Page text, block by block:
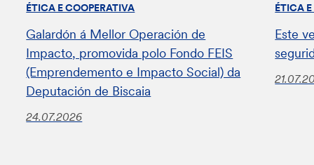
ÉTICA E COOPERATIVA
Galardón á Mellor Operación de
Impacto, promovida polo Fondo FEIS
(Emprendemento e Impacto Social) da
Deputación de Biscaia
24.07.2026
ÉTICA
Este